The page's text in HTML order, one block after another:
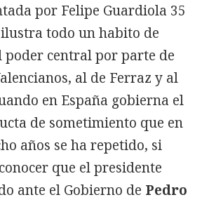
por Felipe Guardiola 35
todo un habito de
poder central por parte de
al de Ferraz y al
en España gobierna el
de sometimiento que en
años se ha repetido, si
que el presidente
ante el Gobierno de Pedro